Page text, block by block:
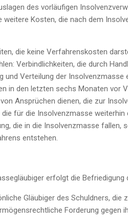
des vorläufigen
weitere Kosten, die nach dem
die keine Verfahrenskosten
Verbindlichkeiten, die durch
und Verteilung der Insolvenzmasse
in den letzten sechs Monaten vor
Ansprüchen dienen, die zur
für die Insolvenzmasse
die in die Insolvenzmasse fallen,
entstehen.
erfolgt die Befriedigung
Gläubiger des Schuldners, die
Forderung gegen